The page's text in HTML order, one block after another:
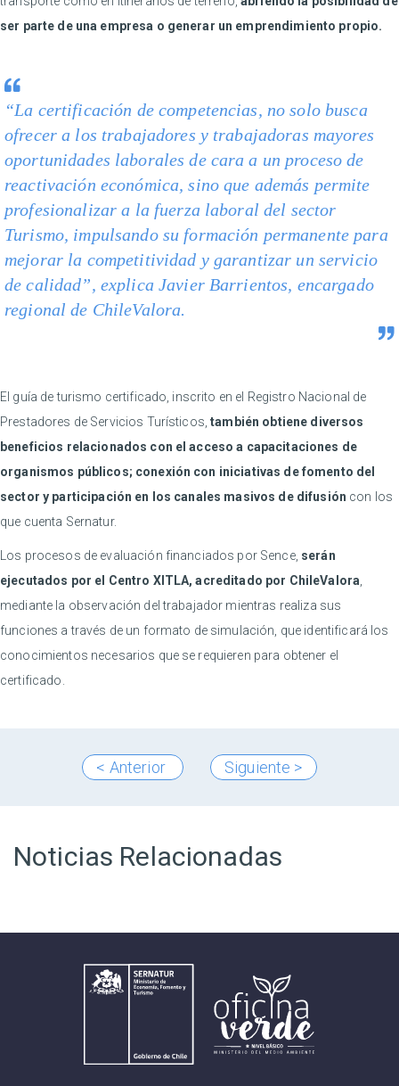
ser parte de una empresa o generar un emprendimiento propio.
“La certificación de competencias, no solo busca
ofrecer a los trabajadores y trabajadoras mayores
oportunidades laborales de cara a un proceso de
reactivación económica, sino que además permite
profesionalizar a la fuerza laboral del sector
Turismo, impulsando su formación permanente para
mejorar la competitividad y garantizar un servicio
de calidad”, explica Javier Barrientos, encargado
regional de ChileValora.
El guía de turismo certificado, inscrito en el Registro Nacional de
Prestadores de Servicios Turísticos,también obtiene diversos
beneficios relacionados con el acceso a capacitaciones de
organismos públicos; conexión con iniciativas de fomento del
sector y participación en los canales masivos de difusión con los
que cuenta Sernatur.
Los procesos de evaluación financiados por Sence, serán
ejecutados por el Centro XITLA, acreditado por ChileValora
mediante la observación del trabajador mientras realiza sus
funciones a través de un formato de simulación, que identificará los
conocimientos necesarios que se requieren para obtener el
certificado.
< Anterior Siguiente >
Noticias Relacionadas